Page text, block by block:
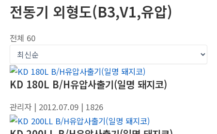
전동기 외형도(B3,V1,유압)
전체 60
KD 180L B/H유압사출기(일명 돼지코)
관리자 | 2012.07.09 | 1826